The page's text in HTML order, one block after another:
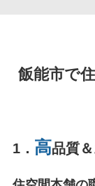
飯能市で
1． 高品質